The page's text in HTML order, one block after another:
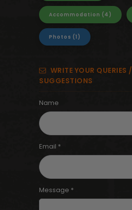
Accommodation (4)
Photos (1)
WRITE YOUR QUERIES /
SUGGESTIONS
Name
Email *
Message *